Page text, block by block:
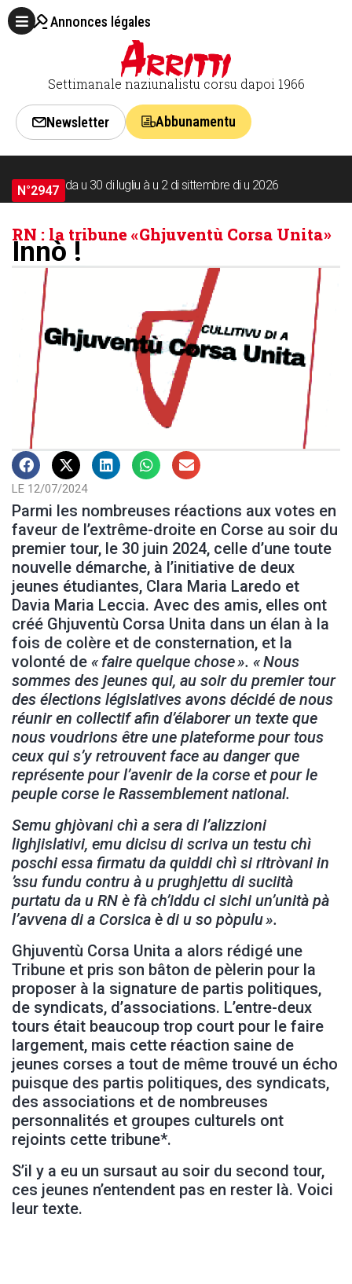
Annonces légales
Settimanale naziunalistu corsu dapoi 1966
Newsletter Abbunamentu
N°2947 da u 30 di lugliu à u 2 di sittembre di u 2026
RN : la tribune « Ghjuventù Corsa Unita »
Innò !
LE 12/07/2024
Parmi les nombreuses réactions aux votes en
faveur de l’extrême-droite en Corse au soir du
premier tour, le 30 juin 2024, celle d’une toute
nouvelle démarche, à l’initiative de deux
jeunes étudiantes, Clara Maria Laredo et
Davia Maria Leccia. Avec des amis, elles ont
créé Ghjuventù Corsa Unita dans un élan à la
fois de colère et de consternation, et la
volonté de « faire quelque chose ». « Nous
sommes des jeunes qui, au soir du premier tour
des élections législatives avons décidé de nous
réunir en collectif afin d’élaborer un texte que
nous voudrions être une plateforme pour tous
ceux qui s’y retrouvent face au danger que
représente pour l’avenir de la corse et pour le
peuple corse le Rassemblement national.
Semu ghjòvani chì a sera di l’alizzioni
lighjislativi, emu dicisu di scriva un testu chì
poschi essa firmatu da quiddi chì si ritròvani in
’ssu fundu contru à u prughjettu di suciità
purtatu da u RN è fà ch’iddu ci sichi un’unità pà
l’avvena di a Corsica è di u so pòpulu ».
Ghjuventù Corsa Unita a alors rédigé une
Tribune et pris son bâton de pèlerin pour la
proposer à la signature de partis politiques,
de syndicats, d’associations. L’entre-deux
tours était beaucoup trop court pour le faire
largement, mais cette réaction saine de
jeunes corses a tout de même trouvé un écho
puisque des partis politiques, des syndicats,
des associations et de nombreuses
personnalités et groupes culturels ont
rejoints cette tribune*.
S’il y a eu un sursaut au soir du second tour,
ces jeunes n’entendent pas en rester là. Voici
leur texte.